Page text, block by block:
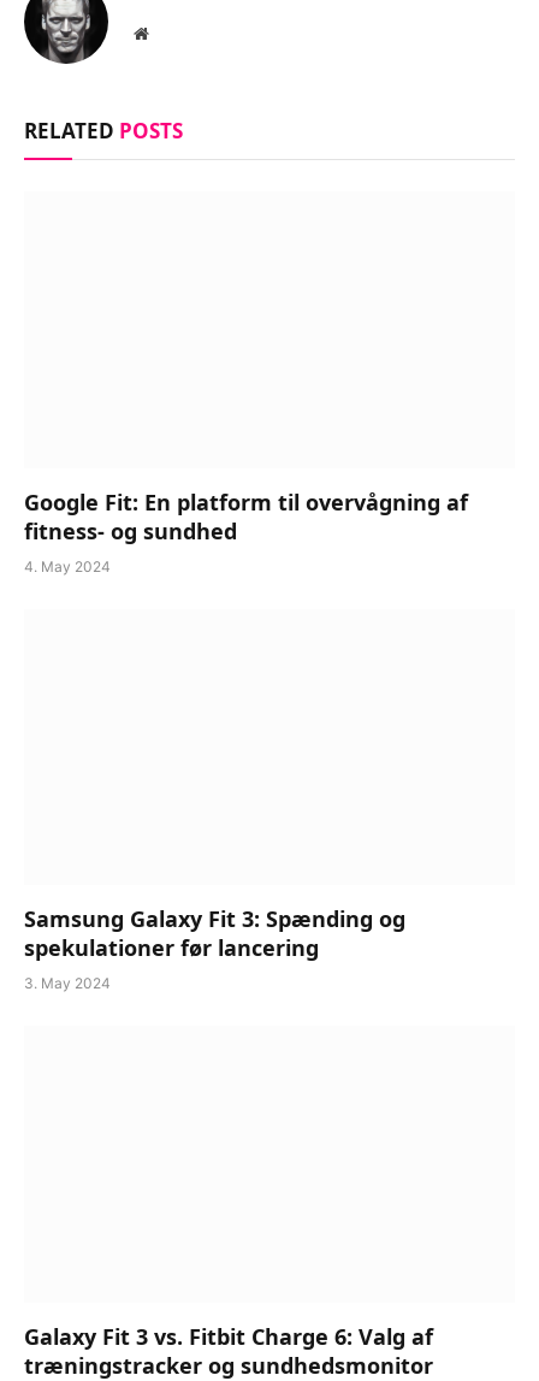
Website
RELATED POSTS
Google Fit: En platform til overvågning af
fitness- og sundhed
4. May 2024
Samsung Galaxy Fit 3: Spænding og
spekulationer før lancering
3. May 2024
Galaxy Fit 3 vs. Fitbit Charge 6: Valg af
træningstracker og sundhedsmonitor